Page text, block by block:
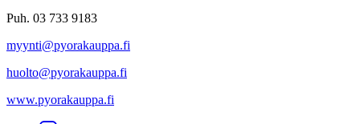
Puh. 03 733 9183
myynti@pyorakauppa.fi
huolto@pyorakauppa.fi
www.pyorakauppa.fi